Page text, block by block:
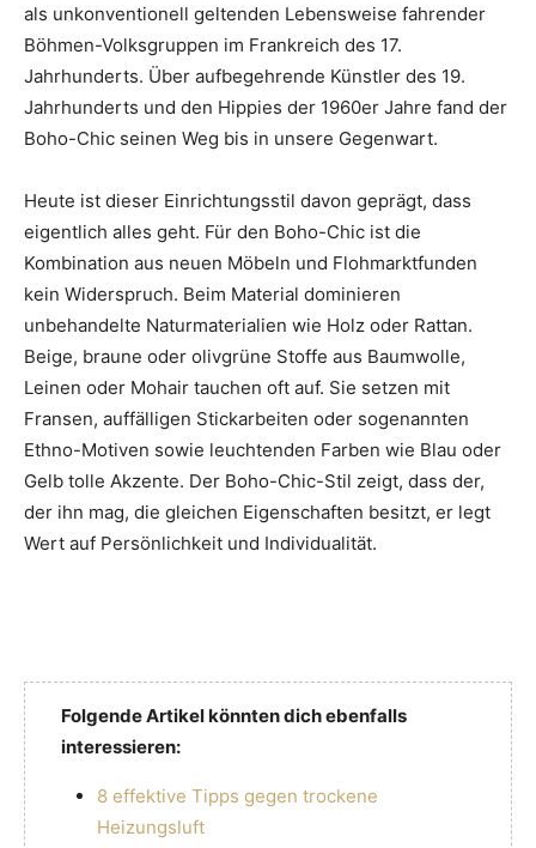
als unkonventionell geltenden Lebensweise fahrender
Böhmen-Volksgruppen im Frankreich des 17.
Jahrhunderts. Über aufbegehrende Künstler des 19.
Jahrhunderts und den Hippies der 1960er Jahre fand der
Boho-Chic seinen Weg bis in unsere Gegenwart.
Heute ist dieser Einrichtungsstil davon geprägt, dass
eigentlich alles geht. Für den Boho-Chic ist die
Kombination aus neuen Möbeln und Flohmarktfunden
kein Widerspruch. Beim Material dominieren
unbehandelte Naturmaterialien wie Holz oder Rattan.
Beige, braune oder olivgrüne Stoffe aus Baumwolle,
Leinen oder Mohair tauchen oft auf. Sie setzen mit
Fransen, auffälligen Stickarbeiten oder sogenannten
Ethno-Motiven sowie leuchtenden Farben wie Blau oder
Gelb tolle Akzente. Der Boho-Chic-Stil zeigt, dass der,
der ihn mag, die gleichen Eigenschaften besitzt, er legt
Wert auf Persönlichkeit und Individualität.
Folgende Artikel könnten dich ebenfalls
interessieren:
8 effektive Tipps gegen trockene
Heizungsluft